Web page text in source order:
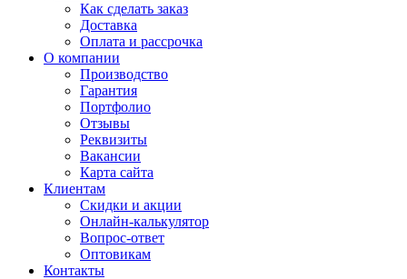
Как сделать заказ
Доставка
Оплата и рассрочка
О компании
Производство
Гарантия
Портфолио
Отзывы
Реквизиты
Вакансии
Карта сайта
Клиентам
Скидки и акции
Онлайн-калькулятор
Вопрос-ответ
Оптовикам
Контакты